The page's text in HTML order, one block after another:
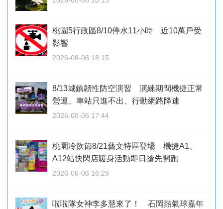
桃園5行政區8/10停水11小時 近10萬戶受
影響
2026-08-06 18:15
8/13城鎮韌性防空演習 演練期間機捷正常
營運、車站只進不出、行動網路降速
2026-08-06 17:44
桃園冷飲節8/21藝文特區登場 機捷A1、
A12站快閃店暖身活動即日搶先開跑
2026-08-06 16:29
啦啦隊女神李多慧來了！ 石岡熱氣球嘉年